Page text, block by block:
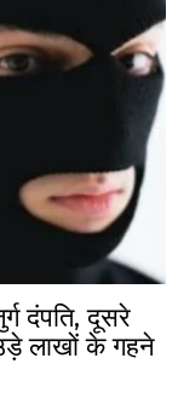
दंपति, दूसरे
लाखों के गहने